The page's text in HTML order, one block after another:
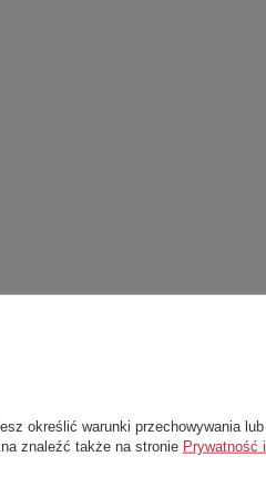
określić warunki przechowywania lub
znaleźć także na stronie Prywatność i